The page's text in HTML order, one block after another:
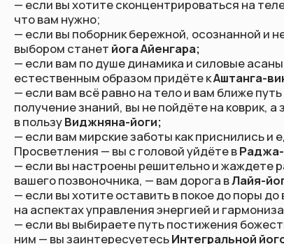
естественным образом придёте кАштанга-виньяса-
— если вам всё равно на тело и вам ближе путь
получение знаний, вы не пойдёте на коврик, а
в пользуВиджняна-йоги;
— если вам мирские заботы как приснились и
Просветления — вы с головой уйдёте вРаджа-йогу;
— если вы настроены решительно и жаждете
вашего позвоночника, — вам дорога вЛайя-йогу;
— если вы хотите оставить в покое до поры до
на аспектах управления энергией и гармонизации
— если вы выбираете путь постижения божественного
ним — вы заинтересуетесьИнтегральной йогой.
Прелесть Кундалини-йоги в том,что эта практика
каждого из этих направлений.
Кундалини-йога считается ответвлением от
элементы:
1. Хатха-йоги;